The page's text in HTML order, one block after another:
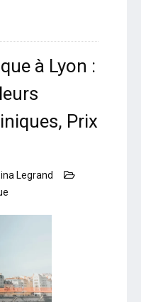
à Lyon :
Prix
Legrand